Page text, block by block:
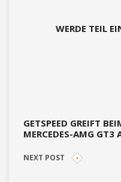
WERDE TEIL
GETSPEED GREIFT
MERCEDES-AMG GT3
NEXT POST